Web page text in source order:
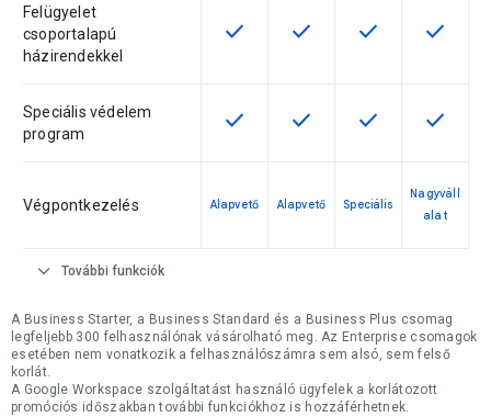
Felügyelet
csoportalapú
házirendekkel
Ez a funkció az adott
check Ez a funkció az adott
check Ez a funkció az
check Ez a
check
Speciális védelem
program
Ez a funkció az adott
check Ez a funkció az adott
check Ez a funkció az
check Ez a
check
Végpontkezelés Alapvető Alapvető Speciális
Nagyváll
alat
expand_more További funkciók
A Business Starter, a Business Standard és a Business Plus csomag
legfeljebb 300 felhasználónak vásárolható meg. Az Enterprise csomagok
esetében nem vonatkozik a felhasználószámra sem alsó, sem felső
korlát.
A Google Workspace szolgáltatást használó ügyfelek a korlátozott
promóciós időszakban további funkciókhoz is hozzáférhetnek.